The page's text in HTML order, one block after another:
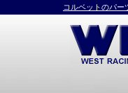
コルベットのパ